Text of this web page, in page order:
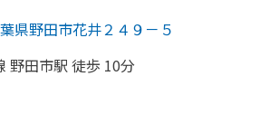
県野田市花井２４９－５
野田市駅 徒歩 10分